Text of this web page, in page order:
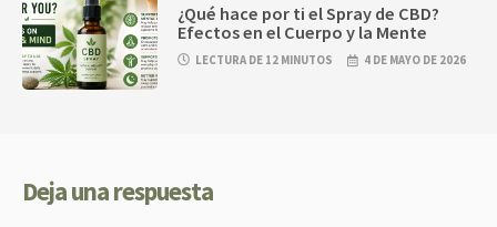
¿Qué hace por ti el Spray de CBD?
Efectos en el Cuerpo y la Mente
LECTURA DE 12 MINUTOS 4 DE MAYO DE 2026
Deja una respuesta